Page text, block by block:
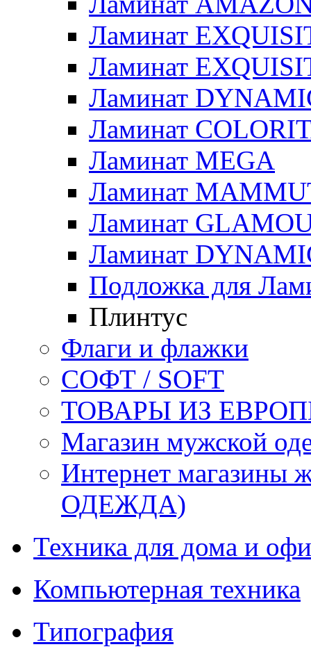
Ламинат
Ламинат
Ламинат
Ламинат
Ламинат MEGA
Ламинат
Ламинат
Ламинат
Подложка для
Плинтус
Флаги и флажки
СОФТ / SOFT
ТОВАРЫ ИЗ
Магазин мужской
Интернет
ОДЕЖДА)
Техника для дома и
Компьютерная техника
Типография